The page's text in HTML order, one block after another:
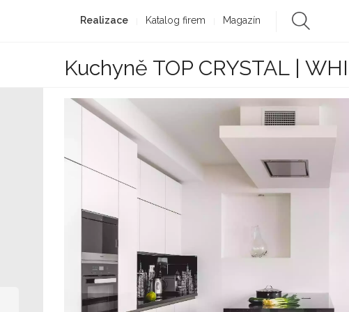
Realizace Katalog firem Magazín
Kuchyně TOP CRYSTAL |